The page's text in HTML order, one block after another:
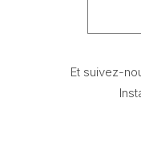
Et suivez-